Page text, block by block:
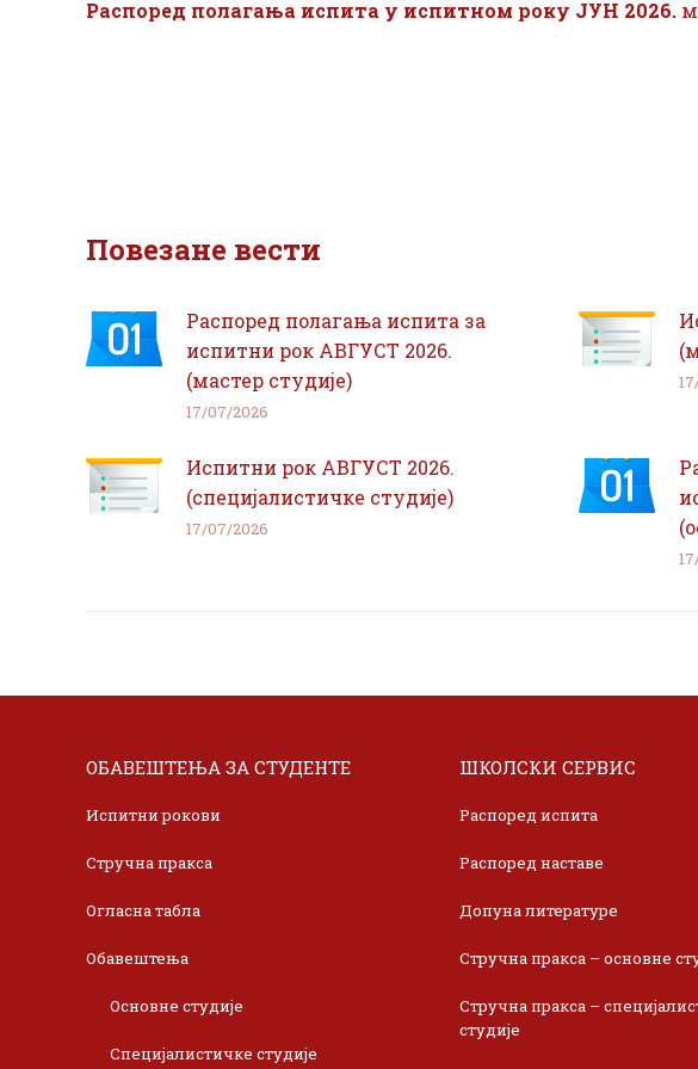
Распоред полагања испита у испитном року ЈУН 2026.
Повезане вести
Распоред полагања испита за
испитни рок АВГУСТ 2026.
(мастер студије)
17/07/2026
Испитни рок АВГУСТ 2026.
(специјалистичке студије)
17/07/2026
ОБАВЕШТЕЊА ЗА СТУДЕНТЕ
Испитни рокови
Стручна пракса
Огласна табла
Обавештења
Основне студије
Специјалистичке студије
ШКОЛСКИ СЕРВИС
Распоред испита
Распоред наставе
Допуна литературе
Стручна пракса – основне
Стручна пракса –
студије